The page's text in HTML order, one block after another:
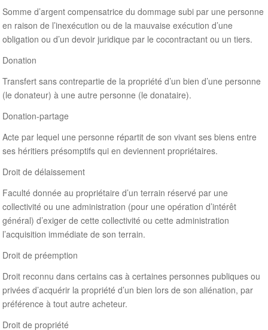
Somme d’argent compensatrice du dommage subi par une personne
en raison de l’inexécution ou de la mauvaise exécution d’une
obligation ou d’un devoir juridique par le cocontractant ou un tiers.
Donation
Transfert sans contrepartie de la propriété d’un bien d’une personne
(le donateur) à une autre personne (le donataire).
Donation-partage
Acte par lequel une personne répartit de son vivant ses biens entre
ses héritiers présomptifs qui en deviennent propriétaires.
Droit de délaissement
Faculté donnée au propriétaire d’un terrain réservé par une
collectivité ou une administration (pour une opération d’intérêt
général) d’exiger de cette collectivité ou cette administration
l’acquisition immédiate de son terrain.
Droit de préemption
Droit reconnu dans certains cas à certaines personnes publiques ou
privées d’acquérir la propriété d’un bien lors de son aliénation, par
préférence à tout autre acheteur.
Droit de propriété